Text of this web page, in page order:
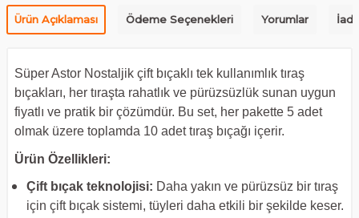
Ürün Açıklaması Ödeme Seçenekleri Yorumlar
Süper Astor Nostaljik çift bıçaklı tek kullanımlık tıraş
bıçakları, her tıraşta rahatlık ve pürüzsüzlük sunan uygun
fiyatlı ve pratik bir çözümdür. Bu set, her pakette 5 adet
olmak üzere toplamda 10 adet tıraş bıçağı içerir.
Ürün Özellikleri:
Çift bıçak teknolojisi: Daha yakın ve pürüzsüz bir tıraş
için çift bıçak sistemi, tüyleri daha etkili bir şekilde keser.